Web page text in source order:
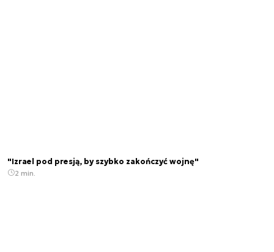
"Izrael pod presją, by szybko zakończyć wojnę"
2 min.